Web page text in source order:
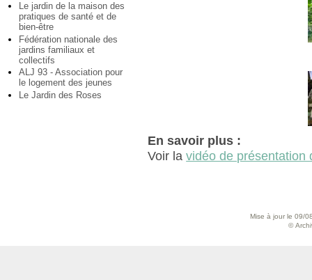
Le jardin de la maison des
pratiques de santé et de
bien-être
Fédération nationale des
jardins familiaux et
collectifs
ALJ 93 - Association pour
le logement des jeunes
Le Jardin des Roses
En savoir plus :
Voir lavidéo de présentation
Mise à jour le 09/
©